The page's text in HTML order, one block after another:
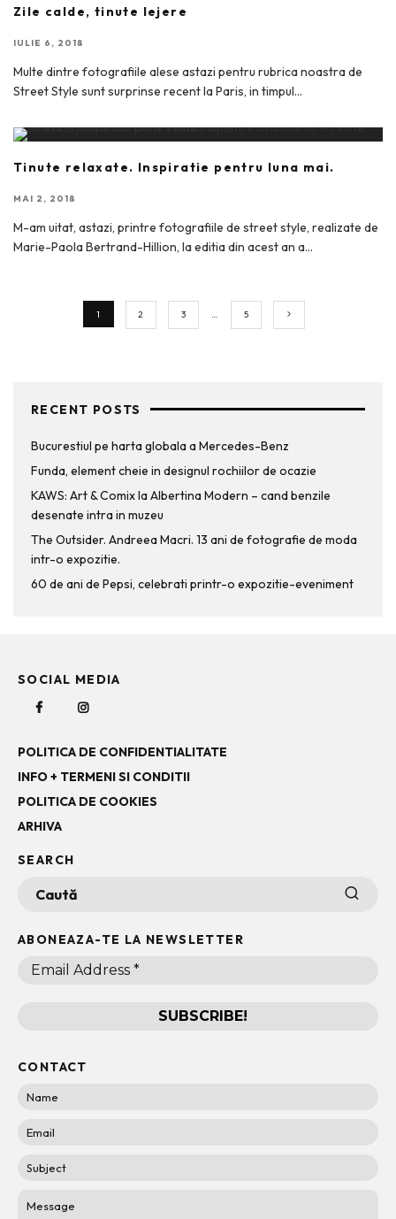
Zile calde, tinute lejere
IULIE 6, 2018
Multe dintre fotografiile alese astazi pentru rubrica noastra de
Street Style sunt surprinse recent la Paris, in timpul...
Tinute relaxate. Inspiratie pentru luna mai.
MAI 2, 2018
M-am uitat, astazi, printre fotografiile de street style, realizate de
Marie-Paola Bertrand-Hillion, la editia din acest an a...
1 2 3 … 5
RECENT POSTS
Bucurestiul pe harta globala a Mercedes-Benz
Funda, element cheie in designul rochiilor de ocazie
KAWS: Art & Comix la Albertina Modern – cand benzile
desenate intra in muzeu
The Outsider. Andreea Macri. 13 ani de fotografie de moda
intr-o expozitie.
60 de ani de Pepsi, celebrati printr-o expozitie-eveniment
SOCIAL MEDIA
POLITICA DE CONFIDENTIALITATE
INFO + TERMENI SI CONDITII
POLITICA DE COOKIES
ARHIVA
SEARCH
ABONEAZA-TE LA NEWSLETTER
CONTACT